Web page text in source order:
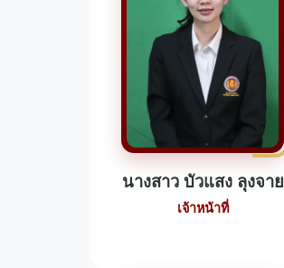
นางสาว บัวแสง ลุงจาย
เจ้าหน้าที่